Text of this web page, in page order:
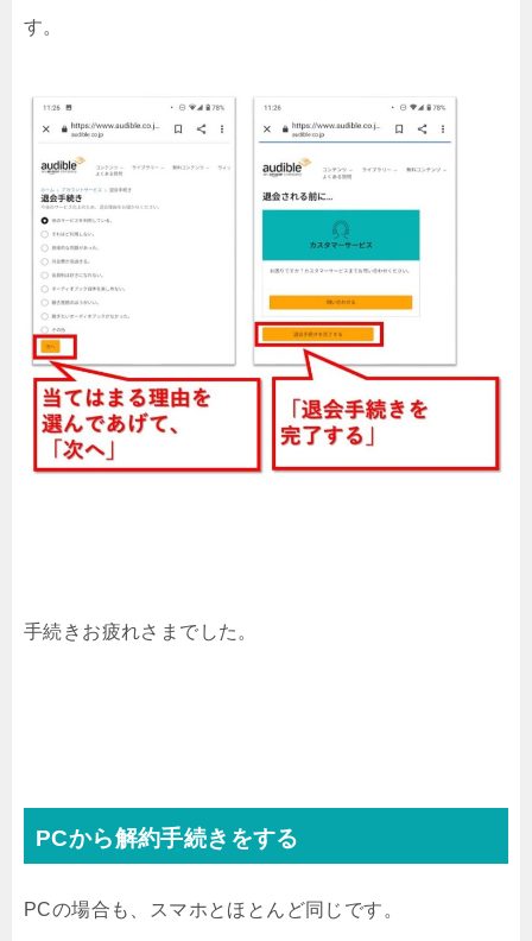
す。
手続きお疲れさまでした。
PCから解約手続きをする
PCの場合も、スマホとほとんど同じです。